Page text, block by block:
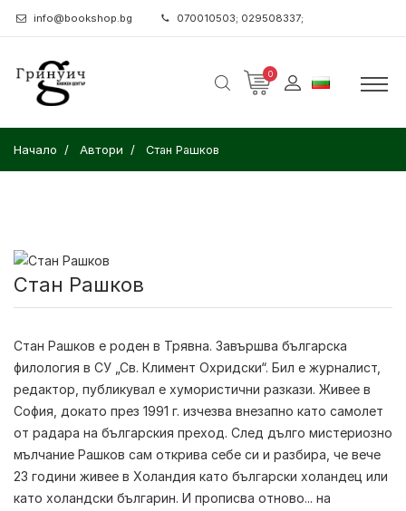
info@bookshop.bg 070010503; 029508337;
0
Начало Автори Стан Рашков
Стан Рашков
Стан Рашков е роден в Трявна. Завършва българска
филология в СУ „Св. Климент Охридски“. Бил е журналист,
редактор, публикувал е хумористични разкази. Живее в
София, докато през 1991 г. изчезва внезапно като самолет
от радара на българския преход. След дълго мистериозно
мълчание Рашков сам открива себе си и разбира, че вече
23 години живее в Холандия като български холандец или
като холандски българин. И прописва отново... на